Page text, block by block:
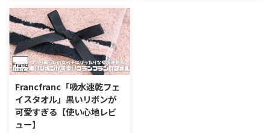
入したものは、どこか懐かしさを
感じる温泉街のようなデザイン。
その可愛らしさは、小さな子供が
「温泉の入り口み ...
の特徴 ※タオル特徴アイコンの
説明をご覧になる方はコチラ
AIFYってどんなブランドなの？
（画像：AIFY） AIFYは、カーテ
ン・ラグ・枕・ペット用品など、
暮らしを彩るホームグッズを扱う
国産ブランド。 暮らしに美しさ
を求める方にぴったりの生活雑貨
ブランドです。タオルだけでな
く、インテリアや寝具、ペット用
品などバリエーション豊かなカテ
Francfranc「吸水速乾フェ
イスタオル」黒いリボンが
可愛すぎる【使い心地レビ
ュー】